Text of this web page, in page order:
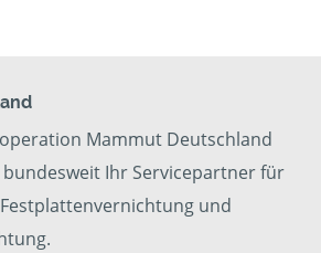
Mammut Deutschland
bundesweit Ihr Servicepartner für
und